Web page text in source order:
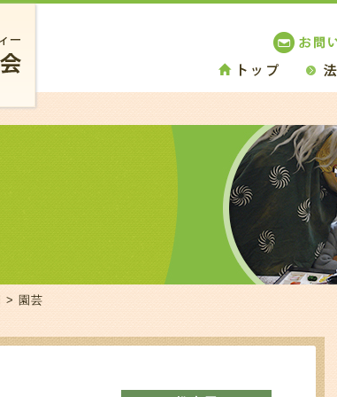
> 園芸